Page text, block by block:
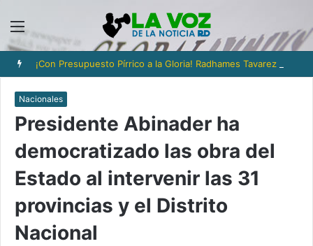
Menú
Nacionales
Presidente Abinader ha
democratizado las obra del
Estado al intervenir las 31
provincias y el Distrito
Nacional